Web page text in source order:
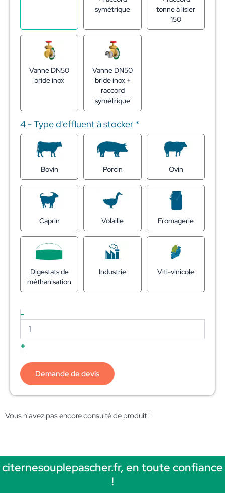
symétrique
tonne à lisier
150
Vanne DN50
bride inox
Vanne DN50
bride inox +
raccord
symétrique
4 - Type d'effluent à stocker *
Bovin Porcin Ovin
Caprin Volaille Fromagerie
Digestats de
méthanisation
Industrie Viti-vinicole
-
+
Demande de devis
Vous n'avez pas encore consulté de produit !
citernesouplepascher.fr, en toute confiance
!